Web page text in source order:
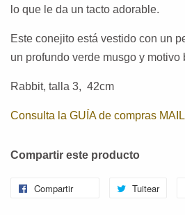
lo que le da un tacto adorable.
Este conejito está vestido con un
un profundo verde musgo y motivo
Rabbit, talla 3, 42cm
Consulta la GUÍA de compras
Compartir este producto
Compartir Tuitear